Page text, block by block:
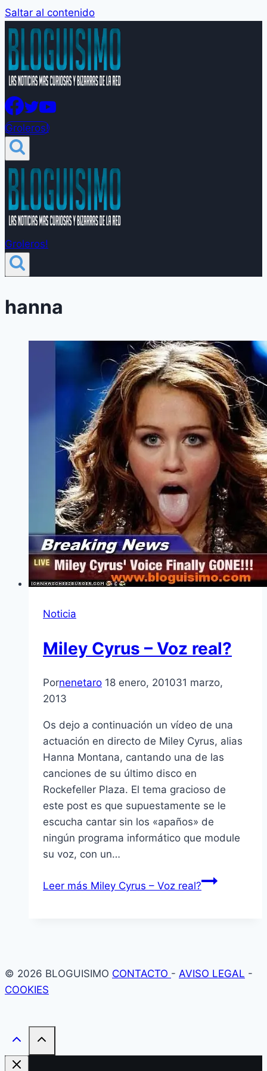
Saltar al contenido
Groleros!
Groleros!
hanna
Noticia
Miley Cyrus – Voz real?
Pornenetaro 18 enero, 201031 marzo,
2013
Os dejo a continuación un ví­deo de una
actuación en directo de Miley Cyrus, alias
Hanna Montana, cantando una de las
canciones de su último disco en
Rockefeller Plaza. El tema gracioso de
este post es que supuestamente se le
escucha cantar sin los «apaños» de
ningún programa informático que module
su voz, con un…
Leer más Miley Cyrus – Voz real?
© 2026 BLOGUISIMO CONTACTO - AVISO LEGAL -
COOKIES